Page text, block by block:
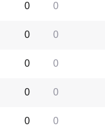
0
0
0
0
0
0
0
0
0
0